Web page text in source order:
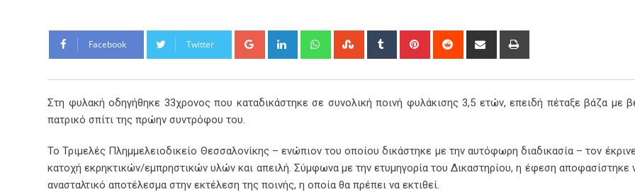
Facebook Twitter Google+ LinkedIn WhatsappStumbleUpon
Tumblr Pinterest Reddit
Share
Στη φυλακή οδηγήθηκε 33χρονος που καταδικάστηκε σε συνολική ποινή φυλάκισης 3,5 ετών, επειδή πέταξε βάζα με
πατρικό σπίτι της πρώην συντρόφου του.
Το Τριμελές Πλημμελειοδικείο Θεσσαλονίκης – ενώπιον του οποίου δικάστηκε με την αυτόφωρη διαδικασία – τον
κατοχή εκρηκτικών/εμπρηστικών υλών και απειλή. Σύμφωνα με την ετυμηγορία του Δικαστηρίου, η έφεση αποφασίστηκε
ανασταλτικό αποτέλεσμα στην εκτέλεση της ποινής, η οποία θα πρέπει να εκτιθεί.